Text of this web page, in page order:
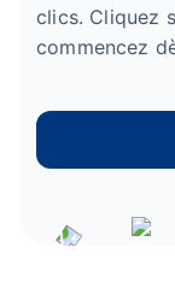
clics. Cliquez
commencez